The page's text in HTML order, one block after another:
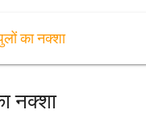
का नक्शा
नक्शा